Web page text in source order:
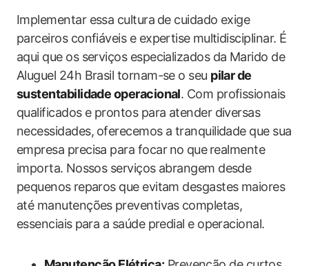
Implementar essa cultura⁤ de‍ cuidado exige
parceiros confiáveis e expertise⁤ multidisciplinar. É
aqui que os serviços especializados da Marido de
Aluguel 24h‍ Brasil tornam-se o seu pilar de
sustentabilidade operacional. Com profissionais
qualificados e ‌prontos para atender diversas‍
necessidades,⁣ oferecemos a tranquilidade que ‌sua
empresa​ precisa‌ para focar⁣ no⁤ que ⁤realmente ​
importa. ⁤Nossos serviços abrangem desde
pequenos ⁣reparos que ‍evitam desgastes maiores ​
até manutenções⁣ preventivas⁣ completas,
essenciais ⁣para‍ a saúde predial e​ operacional.